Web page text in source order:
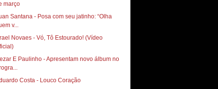
março
Santana - Posa com seu jatinho: “Olha
v...
Novaes - Vó, Tô Estourado! (Vídeo
E Paulinho - Apresentam novo álbum no
Costa - Louco Coração